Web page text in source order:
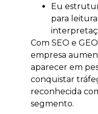
Eu
para
Com SEO e
empresa
aparecer em
conquistar
reconhecida
segmento.